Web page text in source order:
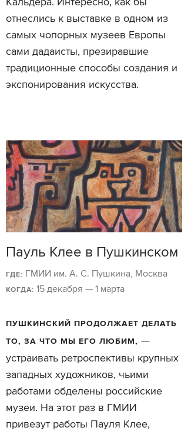
отнеслись к выставке в одном из
самых чопорных музеев Европы
сами дадаисты, презиравшие
традиционные способы создания и
экспонирования искусства.
Пауль Клее в Пушкинском
ГДЕ: ГМИИ им. А. С. Пушкина, Москва
КОГДА: 15 декабря — 1 марта
ПУШКИНСКИЙ ПРОДОЛЖАЕТ ДЕЛАТЬ
ТО, ЗА ЧТО МЫ ЕГО ЛЮБИМ, —
устраивать ретроспективы крупных
западных художников, чьими
работами обделены российские
музеи. На этот раз в ГМИИ
привезут работы Пауля Клее,